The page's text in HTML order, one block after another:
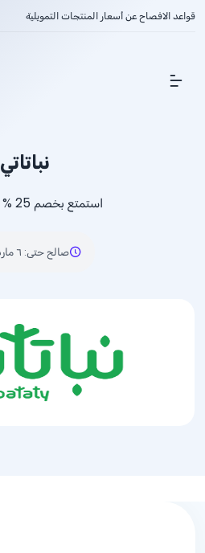
قواعد الافصاح عن أسعار المنتجات التمويلية
Show Menu
نباتاتي
استمتع بخصم % 25
صالح حتى: ٦ مارس ٢٠٢٦